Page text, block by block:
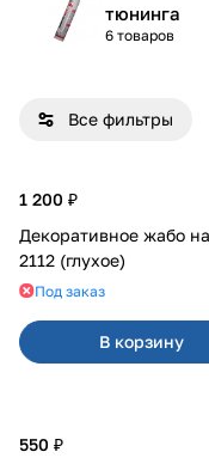
тюнинга
6 товаров
Все фильтры
1 200 ₽
Декоративное жабо на 2110-
2112 (глухое)
Под заказ
В корзину
550 ₽